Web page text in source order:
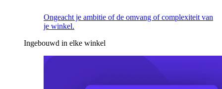
Ongeacht je ambitie of de omvang of complexiteit van
je winkel.
Ingebouwd in elke winkel